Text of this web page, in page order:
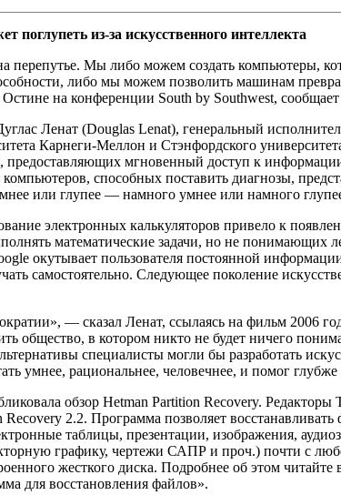
поглупеть из-за искусственного интеллекта
перепутье. Мы либо можем создать компьютеры,
либо мы можем позволить машинам
на конференции South by Southwest,
Ленат (Douglas Lenat), генеральный
Карнеги-Меллон и Стэнфордского
предоставляющих мгновенный доступ к
способных поставить диагнозы,
или глупее — намного умнее или намного
электронных калькуляторов привело к
математические задачи, но не понимающих
окутывает пользователя постоянной
самостоятельно. Следующее поколение
— сказал Ленат, ссылаясь на фильм 2006
общество, в котором никто не будет ничего
специалисты могли бы разработать
умнее, рациональнее, человечнее, и помог
обзор Hetman Partition Recovery. Редакторы
2.2. Программа позволяет
таблицы, презентации, изображения,
графику, чертежи САПР и проч.) почти с
жесткого диска. Подробнее об этом читайте
для восстановления файлов».